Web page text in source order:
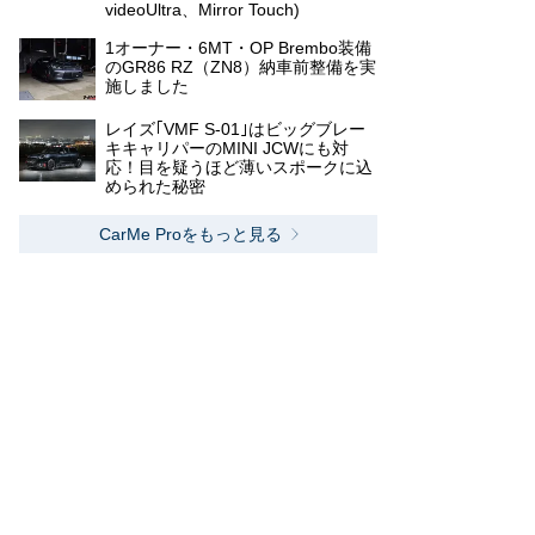
videoUltra、Mirror Touch)
1オーナー・6MT・OP Brembo装備
のGR86 RZ（ZN8）納車前整備を実
施しました
レイズ｢VMF S-01｣はビッグブレー
キキャリパーのMINI JCWにも対
応！目を疑うほど薄いスポークに込
められた秘密
CarMe Proをもっと見る